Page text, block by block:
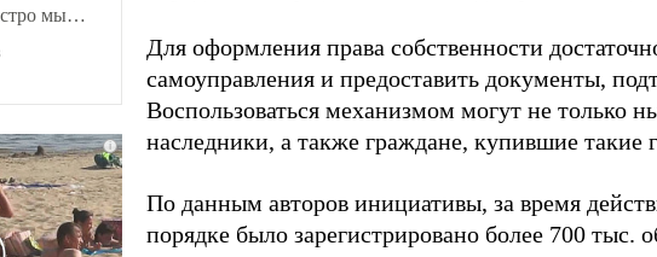
мы
Для оформления права собственности
самоуправления и предоставить документы,
Воспользоваться механизмом могут не только
наследники, а также граждане, купившие такие
По данным авторов инициативы, за время
порядке было зарегистрировано более 700 тыс.